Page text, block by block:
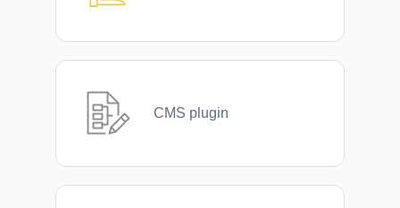
CMS plugin